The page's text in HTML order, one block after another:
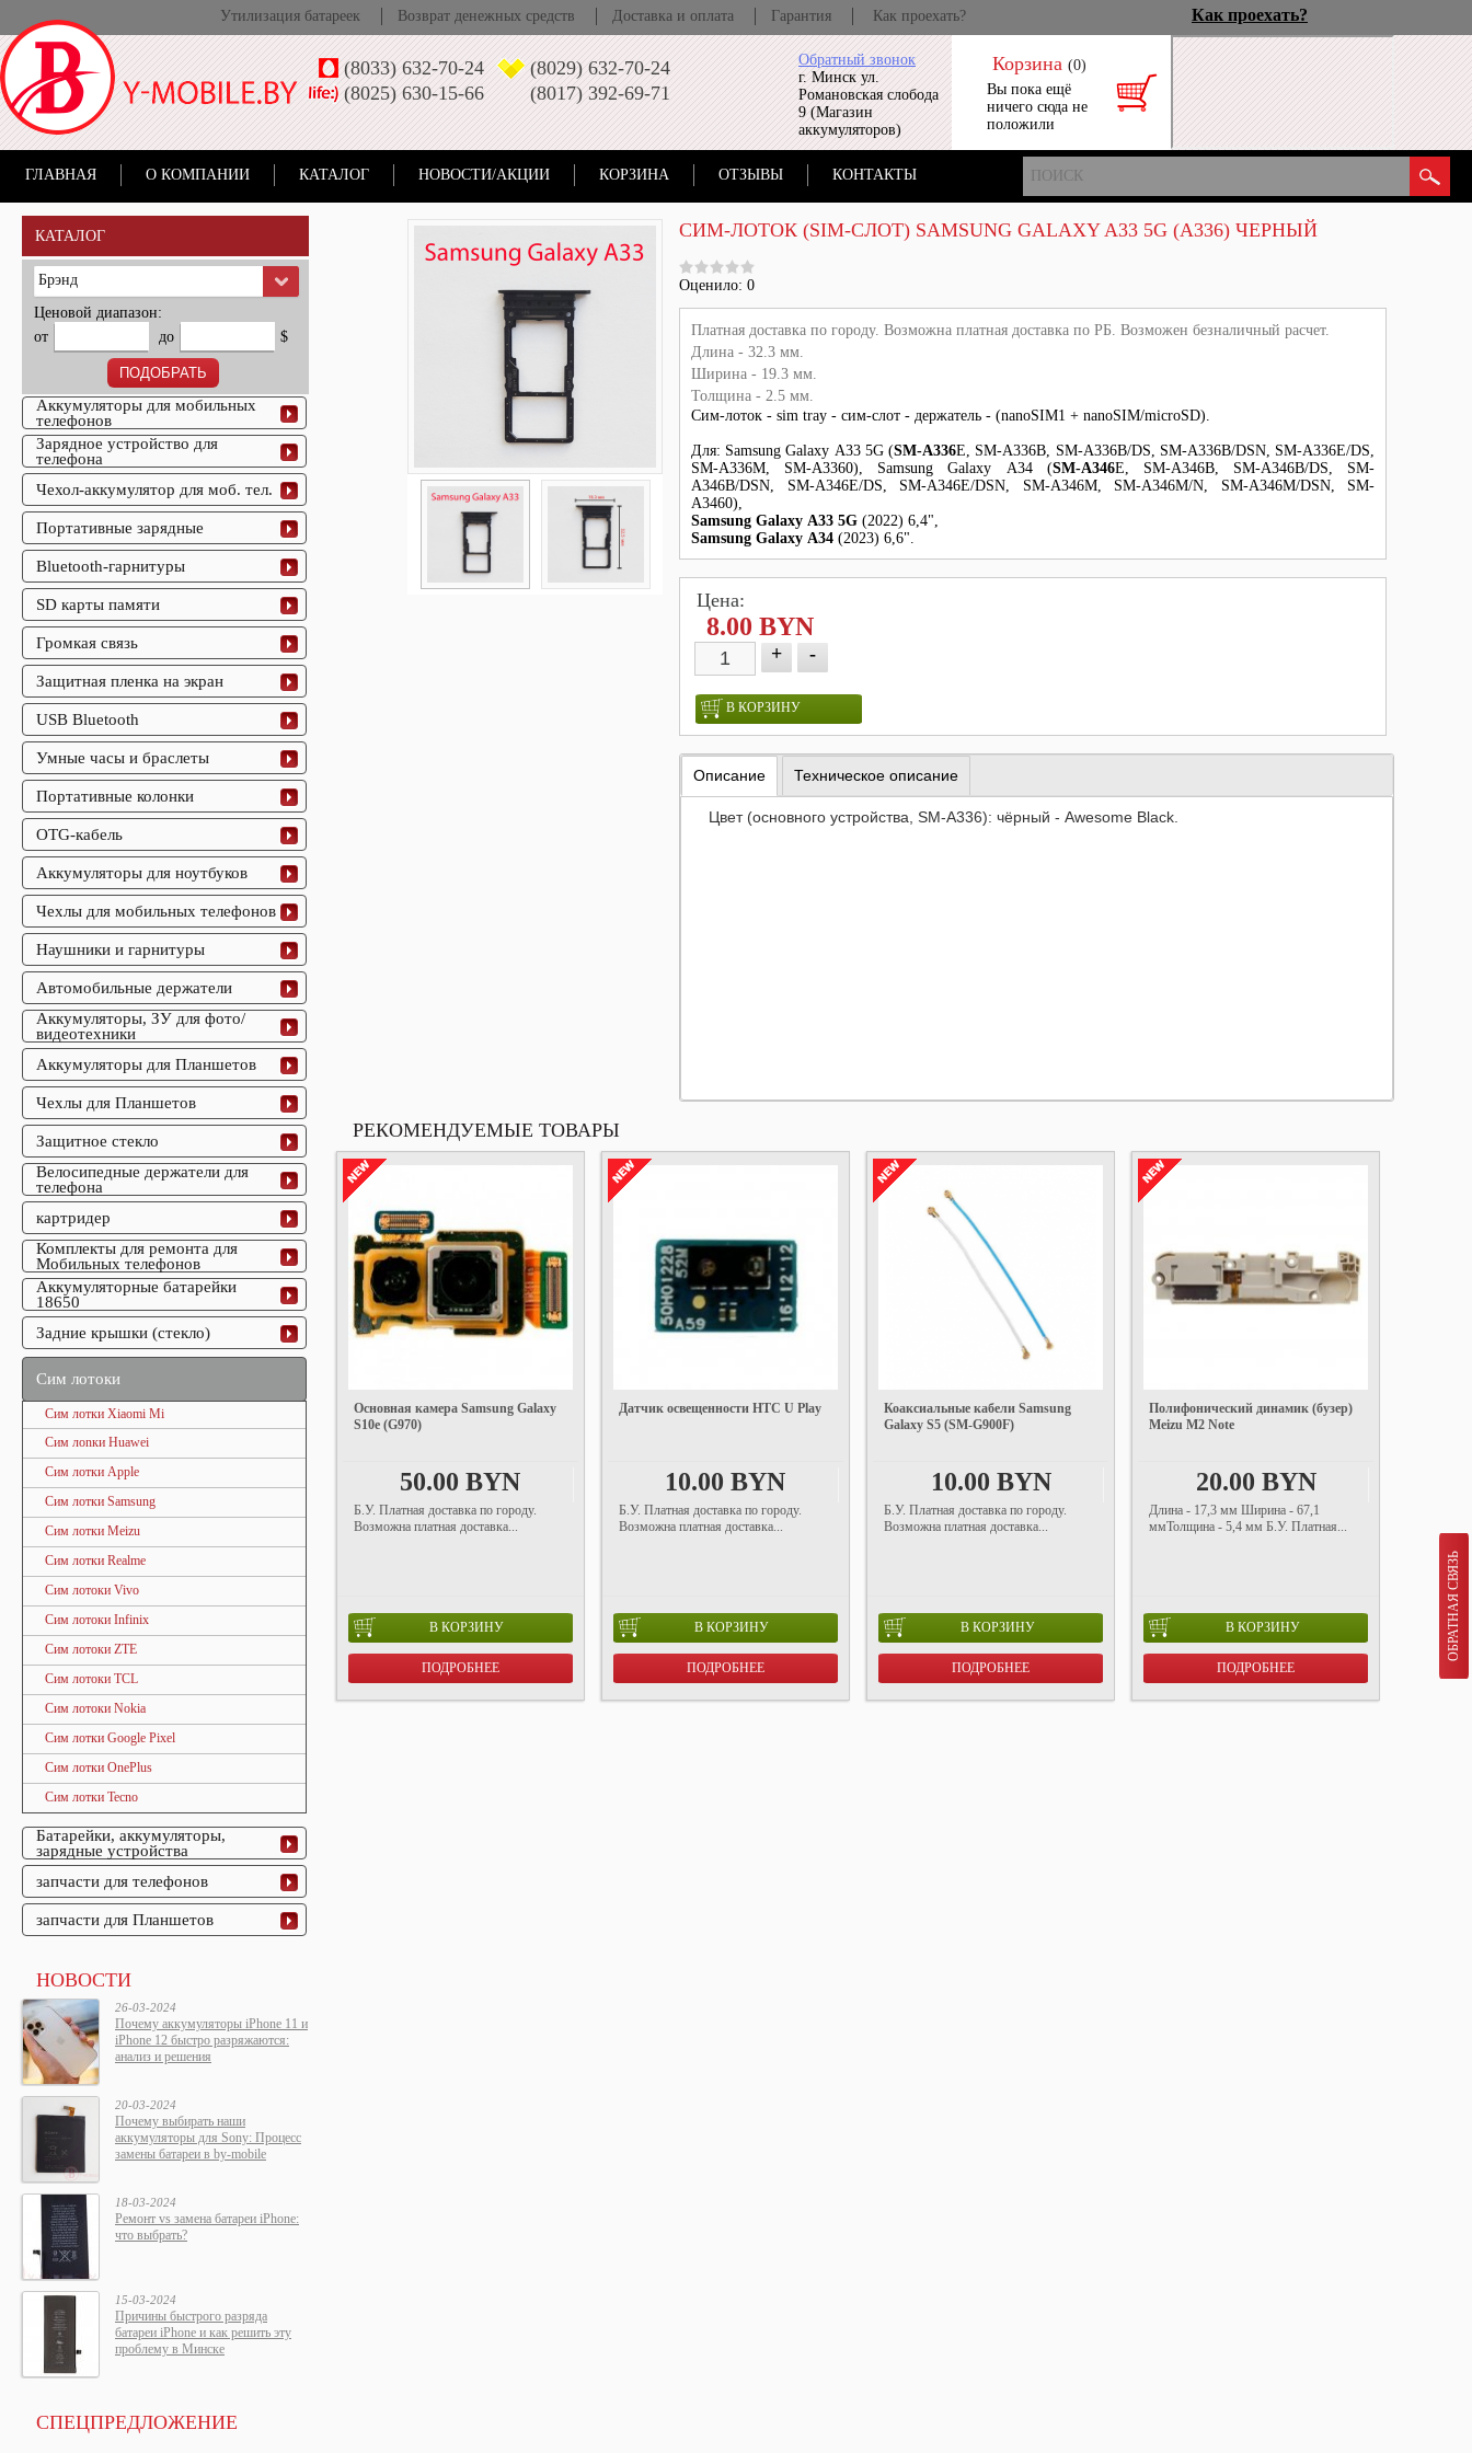
ОБРАТНАЯ СВЯЗЬ
Утилизация батареек Возврат денежных средств Доставка и оплата Гарантия Как проехать? Как проехать?
Обратный звонок
г. Минск ул.
Романовская слобода
9 (Магазин
аккумуляторов)
Корзина (0)
Вы пока ещё
ничего сюда не
положили
(8033) 632-70-24
(8029) 632-70-24
(8025) 630-15-66
(8017) 392-69-71
ГЛАВНАЯ О КОМПАНИИ КАТАЛОГ НОВОСТИ/АКЦИИ КОРЗИНА ОТЗЫВЫ КОНТАКТЫ
КАТАЛОГ
Брэнд
Ценовой диапазон:
от
до $
Аккумуляторы для мобильных
телефонов
Зарядное устройство для
телефона
Чехол-аккумулятор для моб. тел.
Портативные зарядные
Bluetooth-гарнитуры
SD карты памяти
Громкая связь
Защитная пленка на экран
USB Bluetooth
Умные часы и браслеты
Портативные колонки
OTG-кабель
Аккумуляторы для ноутбуков
Чехлы для мобильных телефонов
Наушники и гарнитуры
Автомобильные держатели
Аккумуляторы, ЗУ для фото/
видеотехники
Аккумуляторы для Планшетов
Чехлы для Планшетов
Защитное стекло
Велосипедные держатели для
телефона
картридер
Комплекты для ремонта для
Мобильных телефонов
Аккумуляторные батарейки
18650
Задние крышки (стекло)
Сим лотоки
Сим лотки Xiaomi Mi
Сим лоnки Huawei
Сим лотки Apple
Сим лотки Samsung
Сим лотки Meizu
Сим лотки Realme
Сим лотоки Vivo
Сим лотоки Infinix
Сим лотоки ZTE
Сим лотоки TCL
Сим лотоки Nokia
Сим лотки Google Pixel
Сим лотки OnePlus
Сим лотки Tecno
Батарейки, аккумуляторы,
зарядные устройства
запчасти для телефонов
запчасти для Планшетов
НОВОСТИ
26-03-2024
Почему аккумуляторы iPhone 11 и
iPhone 12 быстро разряжаются:
анализ и решения
20-03-2024
Почему выбирать наши
аккумуляторы для Sony: Процесс
замены батареи в by-mobile
18-03-2024
Ремонт vs замена батареи iPhone:
что выбрать?
15-03-2024
Причины быстрого разряда
батареи iPhone и как решить эту
проблему в Минске
СПЕЦПРЕДЛОЖЕНИЕ
CИМ-ЛОТОК (SIM-СЛОТ) SAMSUNG GALAXY A33 5G (A336) ЧЕРНЫЙ
Оценило: 0
Платная доставка по городу. Возможна платная доставка по РБ. Возможен безналичный расчет.
Длина - 32.3 мм.
Ширина - 19.3 мм.
Толщина - 2.5 мм.
Cим-лоток - sim tray - cим-слот - держатель - (nanoSIM1 + nanoSIM/microSD).
Для: Samsung Galaxy A33 5G (SM-A336E, SM-A336B, SM-A336B/DS, SM-A336B/DSN, SM-A336E/DS,
SM-A336M, SM-A3360), Samsung Galaxy A34 (SM-A346E, SM-A346B, SM-A346B/DS, SM-
A346B/DSN, SM-A346E/DS, SM-A346E/DSN, SM-A346M, SM-A346M/N, SM-A346M/DSN, SM-
A3460),
Samsung Galaxy A33 5G (2022) 6,4",
Samsung Galaxy A34 (2023) 6,6".
Цена:
8.00 BYN
+ -
В КОРЗИНУ
Описание Техническое описание
Цвет (основного устройства, SM-A336): чёрный - Awesome Black.
РЕКОМЕНДУЕМЫЕ ТОВАРЫ
Основная камера Samsung Galaxy
S10e (G970)
50.00 BYN
Б.У. Платная доставка по городу.
Возможна платная доставка...
В КОРЗИНУ
ПОДРОБНЕЕ
Датчик освещенности HTC U Play
10.00 BYN
Б.У. Платная доставка по городу.
Возможна платная доставка...
В КОРЗИНУ
ПОДРОБНЕЕ
Коаксиальные кабели Samsung
Galaxy S5 (SM-G900F)
10.00 BYN
Б.У. Платная доставка по городу.
Возможна платная доставка...
В КОРЗИНУ
ПОДРОБНЕЕ
Полифонический динамик (бузер)
Meizu M2 Note
20.00 BYN
Длина - 17,3 мм Ширина - 67,1
ммТолщина - 5,4 мм Б.У. Платная...
В КОРЗИНУ
ПОДРОБНЕЕ